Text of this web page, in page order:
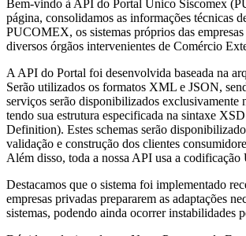
Bem-vindo à API do Portal Único Siscomex
página, consolidamos as informações técnicas
PUCOMEX, os sistemas próprios das
diversos órgãos intervenientes de Comércio
A API do Portal foi desenvolvida baseada na
Serão utilizados os formatos XML e JSON,
serviços serão disponibilizados
tendo sua estrutura especificada na sintaxe
Definition). Estes schemas serão
validação e construção dos clientes
Além disso, toda a nossa API usa a codificação
Destacamos que o sistema foi implementado
empresas privadas prepararem as adaptações
sistemas, podendo ainda ocorrer instabilidades